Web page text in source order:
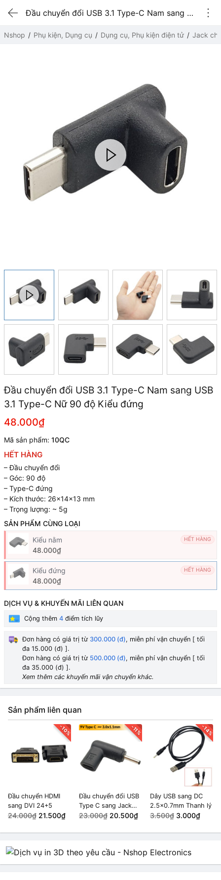
Đầu chuyển đổi USB 3.1 Type-C Nam sang USB 3.1 Type-C Nữ 90 độ Kiểu đứng
Nshop Phụ kiện, Dụng cụ Dụng cụ, Phụ kiện điện tử Jack
Đầu chuyển đổi USB 3.1 Type-C Nam sang USB
3.1 Type-C Nữ 90 độ Kiểu đứng
48.000₫
Mã sản phẩm: 10QC
HẾT HÀNG
– Đầu chuyển đổi
– Góc: 90 độ
– Type-C đứng
– Kích thước: 26x14x13 mm
– Trọng lượng: ~ 5g
SẢN PHẨM CÙNG LOẠI
Kiểu nằm
HẾT HÀNG
48.000₫
Kiểu đứng HẾT HÀNG
48.000₫
DỊCH VỤ & KHUYẾN MÃI LIÊN QUAN
Cộng thêm 4 điểm tích lũy
Đơn hàng có giá trị từ 300.000 (đ), miễn phí vận chuyển [ tối
đa 15.000 (đ) ].
Đơn hàng có giá trị từ 500.000 (đ), miễn phí vận chuyển [ tối
đa 35.000 (đ) ].
Xem thêm các khuyến mãi vận chuyển khác.
Sản phẩm liên quan
-10%
Đầu chuyển HDMI
sang DVI 24+5
24.000₫ 21.500₫
-11%
Đầu chuyển đổi USB
Type C sang Jack
DC 3.0x1.1mm (9v)
23.000₫ 20.500₫
-14%
Dây USB sang DC
2.5x0.7mm Thanh lý
3.500₫ 3.000₫